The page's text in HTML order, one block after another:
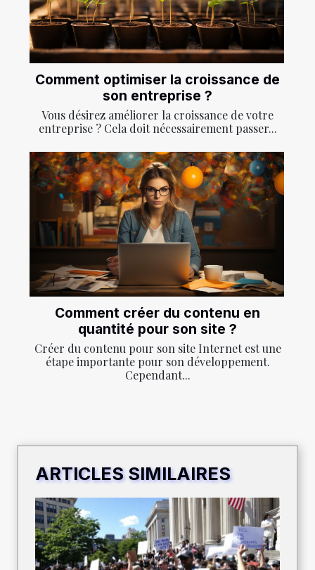
Comment optimiser la croissance de
son entreprise ?
Vous désirez améliorer la croissance de votre
entreprise ? Cela doit nécessairement passer...
Comment créer du contenu en
quantité pour son site ?
Créer du contenu pour son site Internet est une
étape importante pour son développement.
Cependant...
ARTICLES SIMILAIRES